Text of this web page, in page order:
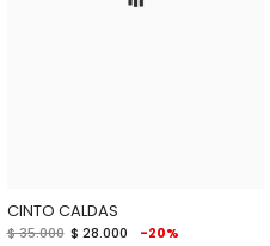
CINTO CALDAS
$ 35.000 $ 28.000 -20%